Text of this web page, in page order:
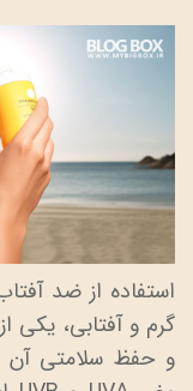
استفاده از ضد
گرم و آفتابی، یکی
و حفظ سلامتی آن